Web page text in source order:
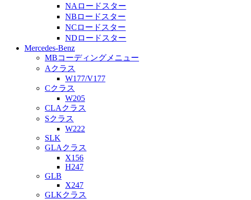
NAロードスター
NBロードスター
NCロードスター
NDロードスター
Mercedes-Benz
MBコーディングメニュー
Aクラス
W177/V177
Cクラス
W205
CLAクラス
Sクラス
W222
SLK
GLAクラス
X156
H247
GLB
X247
GLKクラス